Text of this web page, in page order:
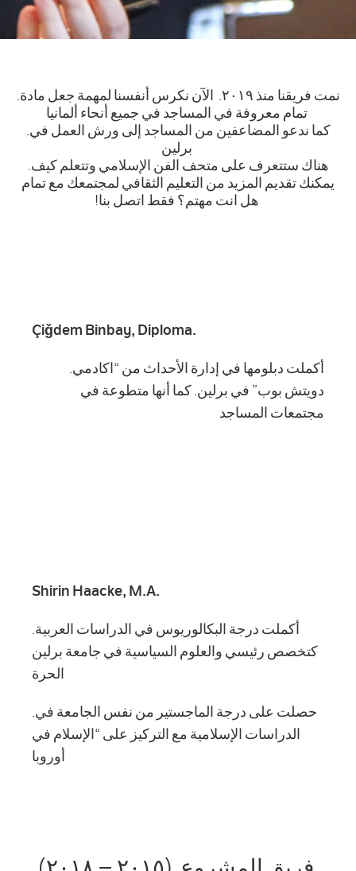
.نمت فريقنا منذ ٢٠١٩. الآن نكرس أنفسنا لمهمة جعل مادة
.كما ندعو المضاعفين من المساجد إلى ورش العمل في
.هناك ستتعرف على متحف الفن الإسلامي وتتعلم كيف
يمكنك تقديم المزيد من التعليم الثقافي لمجتمعك مع تمام
Çiǧdem Binbay, Diploma.
.أكملت دبلومها في إدارة الأحداث من “اكادمي
دويتش بوب” في برلين. كما أنها متطوعة في
مجتمعات المساجد
Shirin Haacke, M.A.
.أكملت درجة البكالوريوس في الدراسات العربية
كتخصص رئيسي والعلوم السياسية في جامعة برلين
الحرة
.حصلت على درجة الماجستير من نفس الجامعة في
الدراسات الإسلامية مع التركيز على “الإسلام في
أوروبا